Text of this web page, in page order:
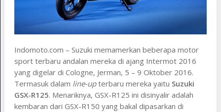
Indomoto.com – Suzuki memamerkan beberapa motor
sport terbaru andalan mereka di ajang Intermot 2016
yang digelar di Cologne, Jerman, 5 – 9 Oktober 2016.
Termasuk dalam line-upterbaru mereka yaitu Suzuki
GSX-R125. Menariknya, GSX-R125 ini disinyalir adalah
kembaran dari GSX-R150 yang bakal dipasarkan di